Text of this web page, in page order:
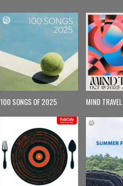
100 SONGS OF 2025 MIND TRAVEL